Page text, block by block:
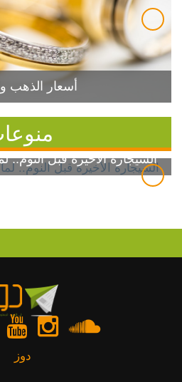
أسعار الذهب
السيجارة الأخيرة قبل النوم..
دوز